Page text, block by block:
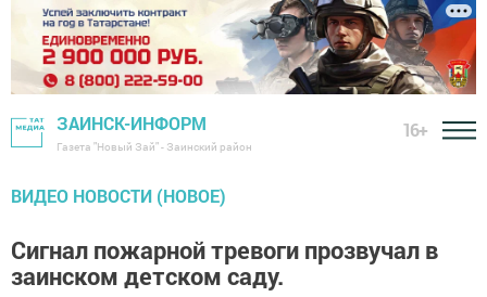
ЗАИНСК-ИНФОРМ
Газета "Новый Зай" - Заинский район
16+
ВИДЕО НОВОСТИ (НОВОЕ)
Сигнал пожарной тревоги прозвучал в
заинском детском саду.